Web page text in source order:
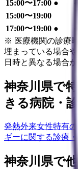
15:00〜17:00 ●
15:00〜19:00
17:00〜19:00 ●
※ 医療機関の診療
埋まっている場合
日時と異なる場合
神奈川県で
きる病院・
発熱外来女性特有の
ギーに関する診療・
神奈川県で